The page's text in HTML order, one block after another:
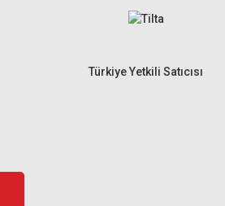
Türkiye Yetkili Satıcısı